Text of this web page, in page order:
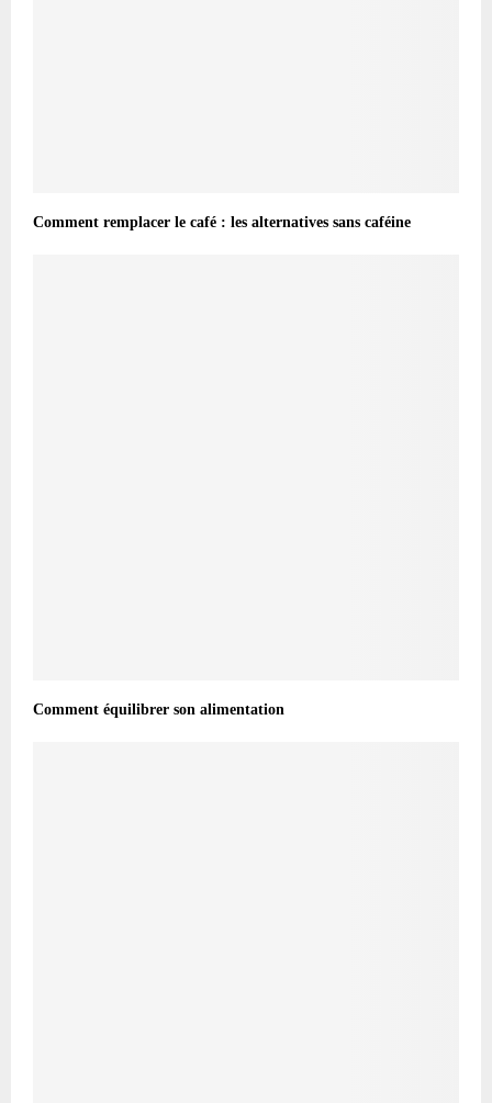
Comment remplacer le café : les alternatives sans caféine
Comment équilibrer son alimentation